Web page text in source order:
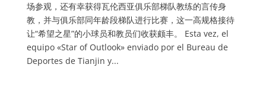
场参观，还有幸获得瓦伦西亚俱乐部梯队教练的言传身
教，并与俱乐部同年龄段梯队进行比赛，这一高规格接待
让“希望之星”的小球员和教员们收获颇丰。 Esta vez, el
equipo «Star of Outlook» enviado por el Bureau de
Deportes de Tianjin y...